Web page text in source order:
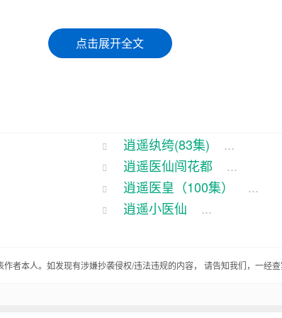
的，那可是个人物。骁他年轻时候那可是个倜
把好手，把骁伺候得舒舒服服的。
。可这小子，不光手艺好，那心眼儿更活泛。
去闯出一番天地来，让您和娘过上好日子。”
点击展开全文
逍遥纨绔(83集)
...
逍遥医仙闯花都
...
逍遥医皇（100集）
...
逍遥小医仙 ...
者本人。如发现有涉嫌抄袭侵权/违法违规的内容， 请告知我们，一经查